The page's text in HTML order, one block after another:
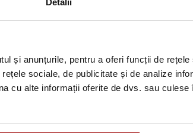
Detalii
și anunțurile, pentru a oferi funcții de
sociale, de publicitate și de analize
cu alte informații oferite de dvs. sau